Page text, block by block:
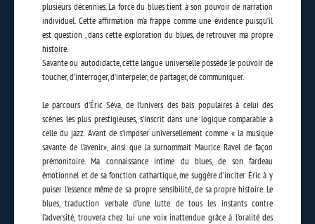
plusieurs décennies. La force du blues tient à son pouvoir de narration
individuel. Cette affirmation m’a frappé comme une évidence puisqu’il
est question , dans cette exploration du blues, de retrouver ma propre
histoire.
Savante ou autodidacte, cette langue universelle possède le pouvoir de
toucher, d’interroger, d’interpeler, de partager, de communiquer.
Le parcours d’Éric Séva, de l’univers des bals populaires à celui des
scènes les plus prestigieuses, s’inscrit dans une logique comparable à
celle du jazz. Avant de s’imposer universellement comme « la musique
savante de l’avenir», ainsi que la surnommait Maurice Ravel de façon
prémonitoire. Ma connaissance intime du blues, de son fardeau
émotionnel et de sa fonction cathartique, me suggère d’inciter Éric à y
puiser l’essence même de sa propre sensibilité, de sa propre histoire. Le
blues, traduction verbale d’une lutte de tous les instants contre
l’adversité, trouvera chez lui une voix inattendue grâce à l’oralité des